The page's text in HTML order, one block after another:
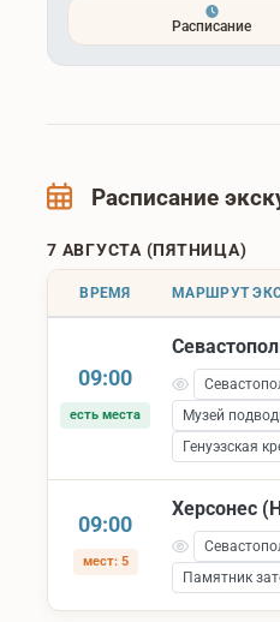
Расписание
Расписание
7 АВГУСТА (ПЯТНИЦА)
ВРЕМЯ МАРШРУТ
09:00
есть места
Музей
Генуэзская
09:00
мест: 5
Херсонес
Памятник